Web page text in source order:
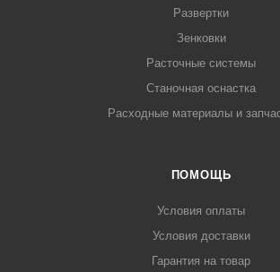
Развертки
Зенковки
Расточные системы
Станочная оснастка
Расходные материалы и
ПОМОЩЬ
Условия оплаты
Условия доставки
Гарантия на товар